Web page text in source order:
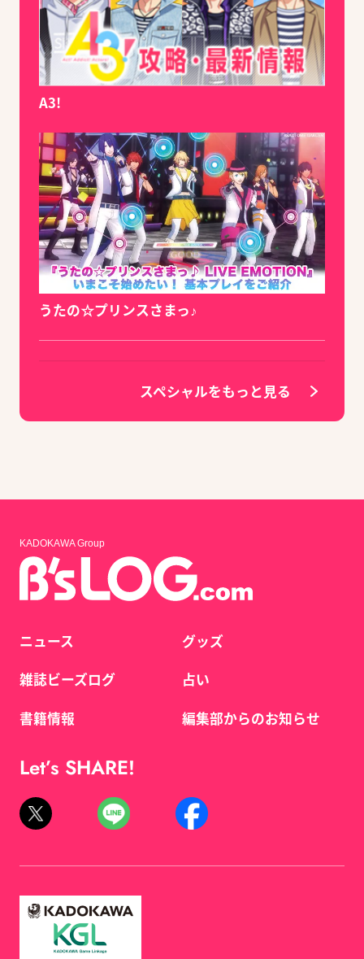
A3!
うたの☆プリンスさまっ♪
スペシャルをもっと見る
KADOKAWA Group
ニュース
雑誌ビーズログ
書籍情報
グッズ
占い
編集部からのお知らせ
Let’s SHARE!